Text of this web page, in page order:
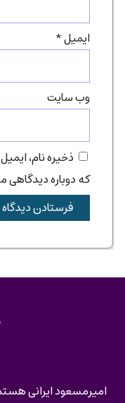
ایمیل*
وب‌ سایت
ذخیره نام،
که دوباره
امیرمسعود ایرانی